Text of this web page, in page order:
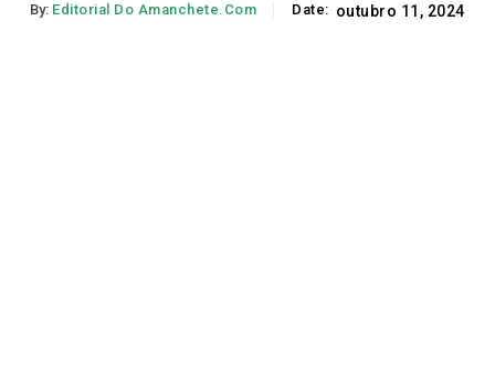
By: Editorial Do Amanchete.com Date: outubro 11, 2024